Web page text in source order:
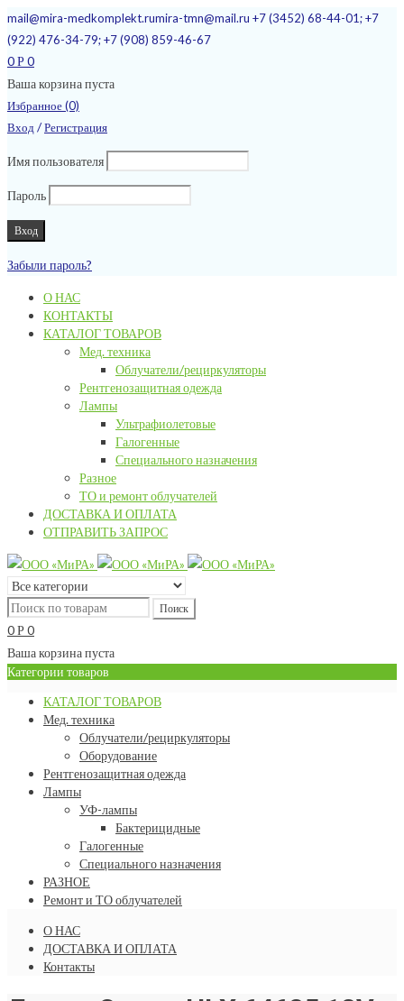
mail@mira-medkomplekt.rumira-tmn@mail.ru +7 (3452) 68-44-01; +7
(922) 476-34-79; +7 (908) 859-46-67
0 Р 0
Ваша корзина пуста
Избранное (0)
Вход /Регистрация
Имя пользователя
Пароль
Забыли пароль?
О НАС
КОНТАКТЫ
КАТАЛОГ ТОВАРОВ
Мед. техника
Облучатели/рециркуляторы
Рентгенозащитная одежда
Лампы
Ультрафиолетовые
Галогенные
Специального назначения
Разное
ТО и ремонт облучателей
ДОСТАВКА И ОПЛАТА
ОТПРАВИТЬ ЗАПРОС
0 Р 0
Ваша корзина пуста
Категории товаров
КАТАЛОГ ТОВАРОВ
Мед. техника
Облучатели/рециркуляторы
Оборудование
Рентгенозащитная одежда
Лампы
УФ-лампы
Бактерицидные
Галогенные
Специального назначения
РАЗНОЕ
Ремонт и ТО облучателей
О НАС
ДОСТАВКА И ОПЛАТА
Контакты